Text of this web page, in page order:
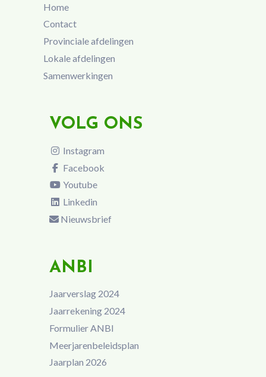
Home
Contact
Provinciale afdelingen
Lokale afdelingen
Samenwerkingen
VOLG ONS
Instagram
Facebook
Youtube
Linkedin
Nieuwsbrief
ANBI
Jaarverslag 2024
Jaarrekening 2024
Formulier ANBI
Meerjarenbeleidsplan
Jaarplan 2026